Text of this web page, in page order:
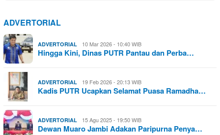
ADVERTORIAL
ADVERTORIAL 10 Mar 2026 - 10:40 WIB
Hingga Kini, Dinas PUTR Pantau dan Perba…
ADVERTORIAL 19 Feb 2026 - 20:13 WIB
Kadis PUTR Ucapkan Selamat Puasa Ramadha…
ADVERTORIAL 15 Agu 2025 - 19:50 WIB
Dewan Muaro Jambi Adakan Paripurna Penya…